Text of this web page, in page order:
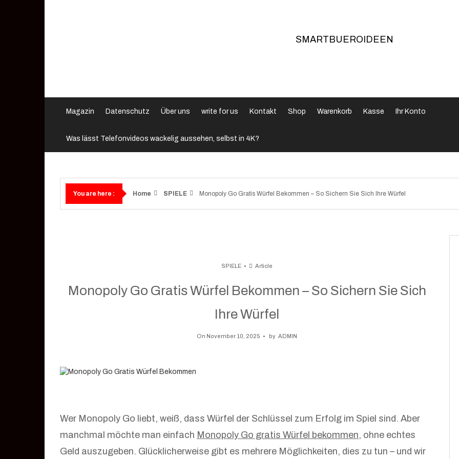
SMARTBUEROIDEEN
Magazin Datenschutz Über uns write for us Kontakt Shop Warenkorb Kasse Ihr Konto
Was lässt Telefonvideos wackelig aussehen, selbst in 4K?
You are here : Home SPIELE Monopoly Go Gratis Würfel Bekommen – So Sichern Sie Sich Ihre Würfel
SPIELE Article
Monopoly Go Gratis Würfel Bekommen – So Sichern Sie Sich
Ihre Würfel
On November 10, 2025 by ADMIN
Wer Monopoly Go liebt, weiß, dass Würfel der Schlüssel zum Erfolg im Spiel sind. Aber
manchmal möchte man einfach Monopoly Go gratis Würfel bekommen, ohne echtes
Geld auszugeben. Glücklicherweise gibt es mehrere Möglichkeiten, dies zu tun – und wir